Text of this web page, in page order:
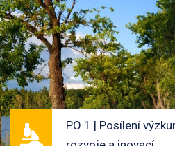
PO 1 | Posílení